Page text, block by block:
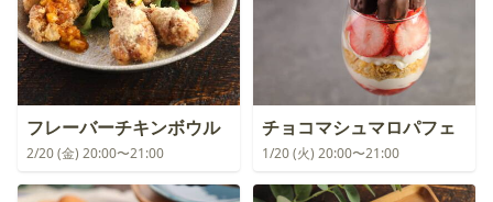
フレーバーチキンボウル
2/20 (金) 20:00〜21:00
チョコマシュマロパフェ
1/20 (火) 20:00〜21:00